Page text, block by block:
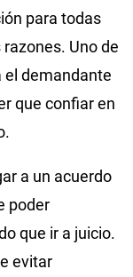
para todas
Uno de
el demandante
que confiar en
a un acuerdo
poder
que ir a juicio.
evitar